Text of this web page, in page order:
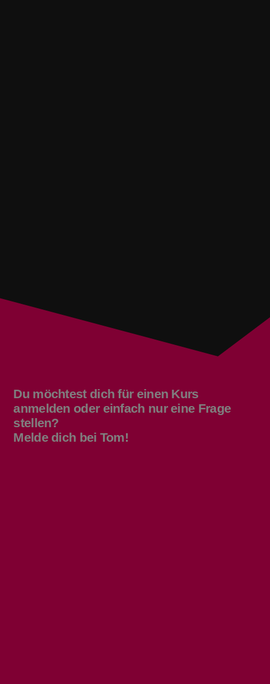
Du möchtest dich für einen Kurs
anmelden oder einfach nur eine Frage
stellen?
Melde dich bei Tom!